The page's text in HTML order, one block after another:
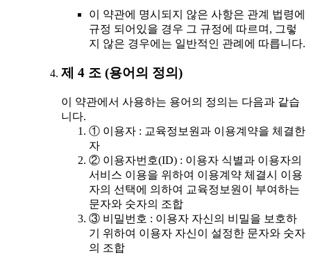
이 약관에 명시되지 않은 사항은 관계 법령에
규정 되어있을 경우 그 규정에 따르며, 그렇
지 않은 경우에는 일반적인 관례에 따릅니다.
제 4 조 (용어의 정의)
이 약관에서 사용하는 용어의 정의는 다음과 같습
니다.
① 이용자 : 교육정보원과 이용계약을 체결한
자
② 이용자번호(ID) : 이용자 식별과 이용자의
서비스 이용을 위하여 이용계약 체결시 이용
자의 선택에 의하여 교육정보원이 부여하는
문자와 숫자의 조합
③ 비밀번호 : 이용자 자신의 비밀을 보호하
기 위하여 이용자 자신이 설정한 문자와 숫자
의 조합